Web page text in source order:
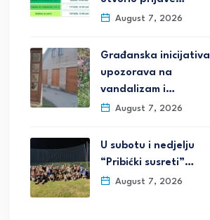
August 7, 2026
Građanska inicijativa
upozorava na
vandalizam i…
August 7, 2026
U subotu i nedjelju
“Pribićki susreti”…
August 7, 2026